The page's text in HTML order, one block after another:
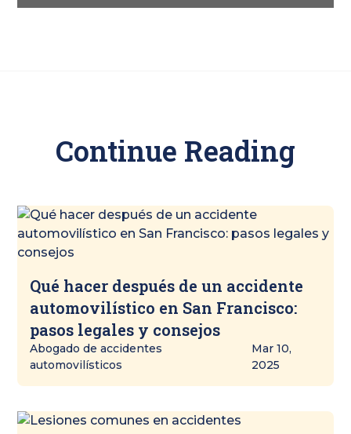
Continue Reading
Qué hacer después de un accidente
automovilístico en San Francisco:
pasos legales y consejos
Abogado de accidentes
automovilísticos
Mar 10,
2025